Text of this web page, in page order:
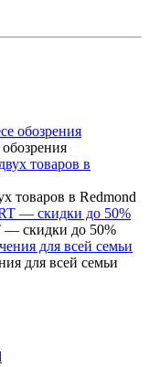
товаров в Redmond
— скидки до 50%
для всей семьи